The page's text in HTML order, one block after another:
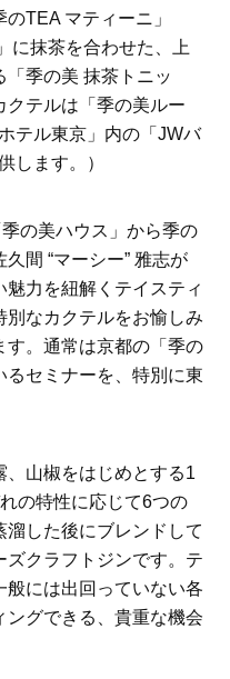
TEA マティーニ」
に抹茶を合わせた、上
季の美 抹茶トニッ
テルは「季の美ルー
テル東京」内の「JWバ
します。）
の美ハウス」から季の
間 “マーシー” 雅志が
力を紐解くテイスティ
別なカクテルをお愉しみ
す。通常は京都の「季の
るセミナーを、特別に東
山椒をはじめとする1
の特性に応じて6つの
した後にブレンドして
クラフトジンです。テ
般には出回っていない各
ングできる、貴重な機会